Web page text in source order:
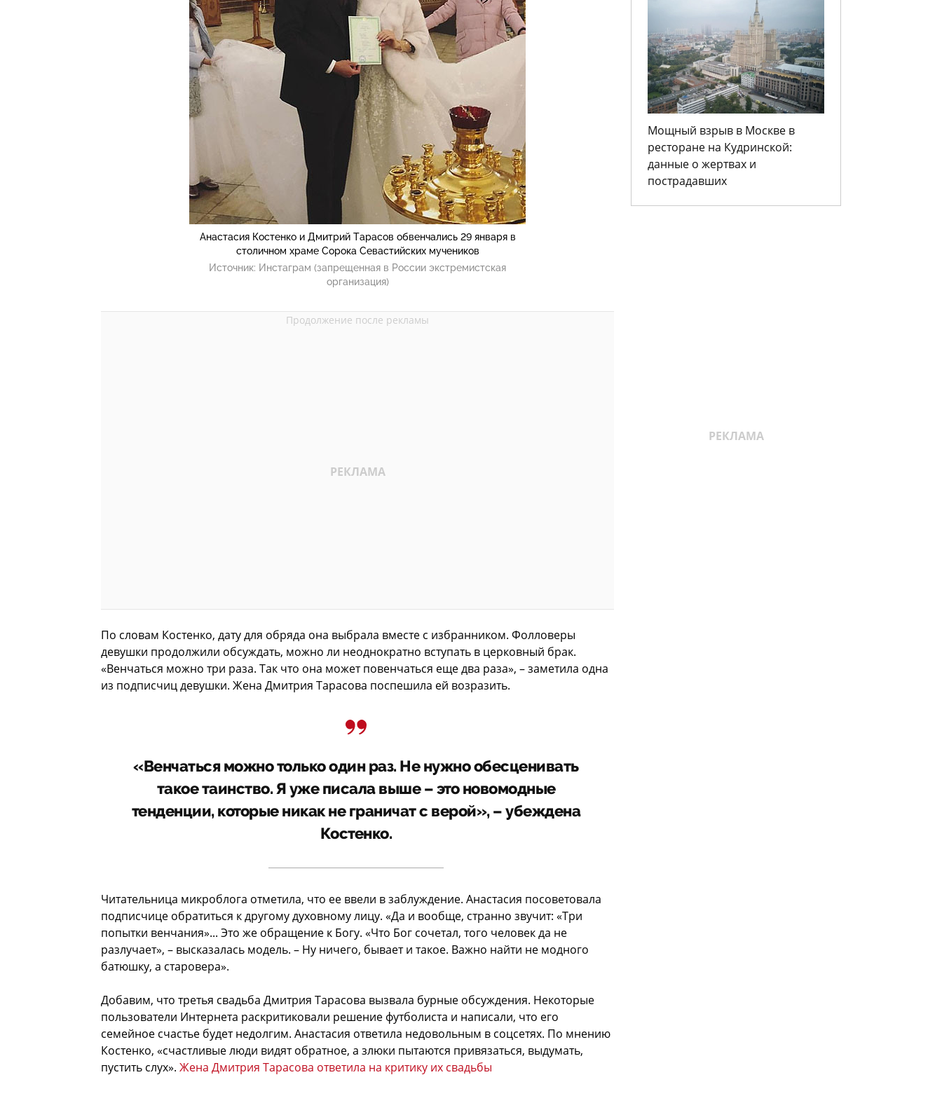
Анастасия Костенко и Дмитрий Тарасов обвенчались 29 января в
столичном храме Сорока Севастийских мучеников
Источник: Инстаграм (запрещенная в России экстремистская
организация)
По словам Костенко, дату для обряда она выбрала вместе с избранником. Фолловеры
девушки продолжили обсуждать, можно ли неоднократно вступать в церковный брак.
«Венчаться можно три раза. Так что она может повенчаться еще два раза», – заметила одна
из подписчиц девушки. Жена Дмитрия Тарасова поспешила ей возразить.
«Венчаться можно только один раз. Не нужно обесценивать
такое таинство. Я уже писала выше – это новомодные
тенденции, которые никак не граничат с верой», – убеждена
Костенко.
Читательница микроблога отметила, что ее ввели в заблуждение. Анастасия посоветовала
подписчице обратиться к другому духовному лицу. «Да и вообще, странно звучит: «Три
попытки венчания»... Это же обращение к Богу. «Что Бог сочетал, того человек да не
разлучает», – высказалась модель. – Ну ничего, бывает и такое. Важно найти не модного
батюшку, а старовера».
Добавим, что третья свадьба Дмитрия Тарасова вызвала бурные обсуждения. Некоторые
пользователи Интернета раскритиковали решение футболиста и написали, что его
семейное счастье будет недолгим. Анастасия ответила недовольным в соцсетях. По мнению
Костенко, «счастливые люди видят обратное, а злюки пытаются привязаться, выдумать,
пустить слух». Жена Дмитрия Тарасова ответила на критику их свадьбы
Мощный взрыв в Москве в
ресторане на Кудринской:
данные о жертвах и
пострадавших